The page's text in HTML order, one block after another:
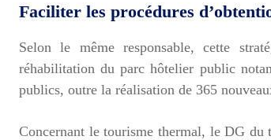
Faciliter les procédures
Selon le même responsable, cette
réhabilitation du parc hôtelier public
publics, outre la réalisation de 365
Concernant le tourisme thermal, le DG du